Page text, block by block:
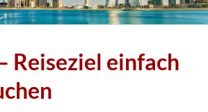
Reiseziel einfach